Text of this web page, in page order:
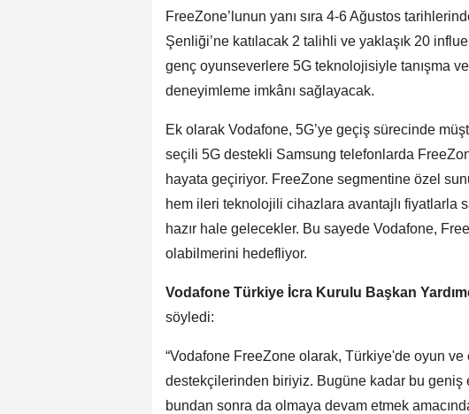
FreeZone’lunun yanı sıra 4-6 Ağustos
Şenliği’ne katılacak 2 talihli ve yaklaşık 20
genç oyunseverlere 5G teknolojisiyle tanışma
deneyimleme imkânı sağlayacak.
Ek olarak Vodafone, 5G’ye geçiş sürecinde
seçili 5G destekli Samsung telefonlarda
hayata geçiriyor. FreeZone segmentine özel
hem ileri teknolojili cihazlara avantajlı fiyatlarla
hazır hale gelecekler. Bu sayede Vodafone,
olabilmerini hedefliyor.
Vodafone Türkiye İcra Kurulu Başkan
söyledi:
“Vodafone FreeZone olarak, Türkiye'de oyun
destekçilerinden biriyiz. Bugüne kadar bu
bundan sonra da olmaya devam etmek